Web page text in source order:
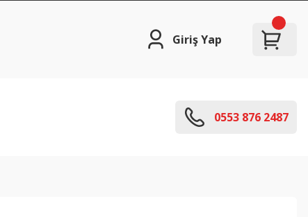
Giriş Yap
0553 876 2487